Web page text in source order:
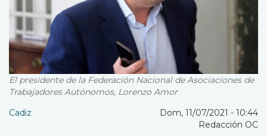
El presidente de la Federación Nacional de Asociaciones de
Trabajadores Autónomos, Lorenzo Amor
Cadiz
Dom, 11/07/2021 - 10:44
Redacción OC